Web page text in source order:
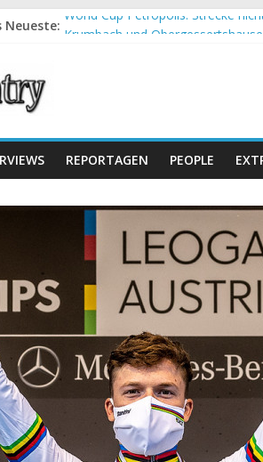
Neueste: World Cup Petropolis: Strecke
REPORTAGEN PEOPLE